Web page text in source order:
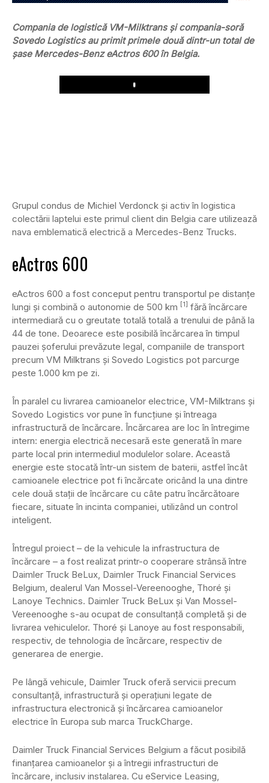
Compania de logistică VM-Milktrans și compania-soră
Sovedo Logistics au primit primele două dintr-un total de
șase Mercedes-Benz eActros 600 în Belgia.
Play
Grupul condus de Michiel Verdonck și activ în logistica
colectării laptelui este primul client din Belgia care utilizează
nava emblematică electrică a Mercedes-Benz Trucks.
eActros 600
eActros 600 a fost conceput pentru transportul pe distanțe
lungi și combină o autonomie de 500 km [1] fără încărcare
intermediară cu o greutate totală totală a trenului de până la
44 de tone. Deoarece este posibilă încărcarea în timpul
pauzei șoferului prevăzute legal, companiile de transport
precum VM Milktrans și Sovedo Logistics pot parcurge
peste 1.000 km pe zi.
În paralel cu livrarea camioanelor electrice, VM-Milktrans și
Sovedo Logistics vor pune în funcțiune și întreaga
infrastructură de încărcare. Încărcarea are loc în întregime
intern: energia electrică necesară este generată în mare
parte local prin intermediul modulelor solare. Această
energie este stocată într-un sistem de baterii, astfel încât
camioanele electrice pot fi încărcate oricând la una dintre
cele două stații de încărcare cu câte patru încărcătoare
fiecare, situate în incinta companiei, utilizând un control
inteligent.
Întregul proiect – de la vehicule la infrastructura de
încărcare – a fost realizat printr-o cooperare strânsă între
Daimler Truck BeLux, Daimler Truck Financial Services
Belgium, dealerul Van Mossel-Vereenooghe, Thoré și
Lanoye Technics. Daimler Truck BeLux și Van Mossel-
Vereenooghe s-au ocupat de consultanță completă și de
livrarea vehiculelor. Thoré și Lanoye au fost responsabili,
respectiv, de tehnologia de încărcare, respectiv de
generarea de energie.
Pe lângă vehicule, Daimler Truck oferă servicii precum
consultanță, infrastructură și operațiuni legate de
infrastructura electronică și încărcarea camioanelor
electrice în Europa sub marca TruckCharge.
Daimler Truck Financial Services Belgium a făcut posibilă
finanțarea camioanelor și a întregii infrastructuri de
încărcare, inclusiv instalarea. Cu eService Leasing,